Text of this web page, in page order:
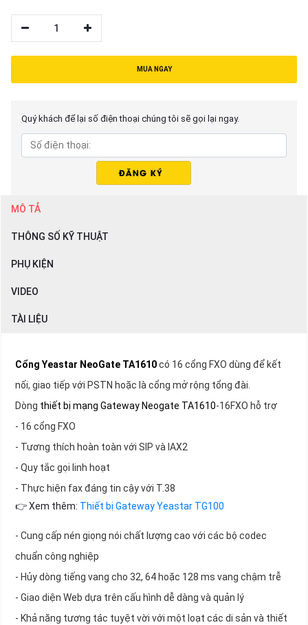
1
MUA NGAY
Quý khách để lại số điện thoại chúng tôi sẽ gọi lại ngay.
MÔ TẢ
THÔNG SỐ KỸ THUẬT
PHỤ KIỆN
VIDEO
TÀI LIỆU
Cổng Yeastar NeoGate TA1610có 16 cổng FXO dùng để kết
nối, giao tiếp với PSTN hoặc là cổng mở rộng tổng đài.
Dòng thiết bị mạng Gateway Neogate TA1610-16FXO hỗ trợ
- 16 cổng FXO
- Tương thích hoàn toàn với SIP và IAX2
- Quy tắc gọi linh hoạt
- Thực hiện fax đáng tin cậy với T.38
👉 Xem thêm: Thiết bị Gateway Yeastar TG100
- Cung cấp nén giọng nói chất lượng cao với các bộ codec
chuẩn công nghiệp
- Hủy dòng tiếng vang cho 32, 64 hoặc 128 ms vang chậm trễ
- Giao diện Web dựa trên cấu hình dễ dàng và quản lý
- Khả năng tương tác tuyệt vời với một loạt các di sản và thiết
English